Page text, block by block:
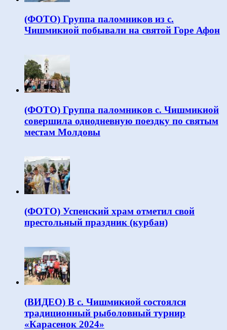
(ФОТО) Группа паломников из с.
Чишмикиой побывали на святой Горе Афон
(ФОТО) Группа паломников с. Чишмикиой
совершила однодневную поездку по святым
местам Молдовы
(ФОТО) Успенский храм отметил свой
престольный праздник (курбан)
(ВИДЕО) В с. Чишмикиой состоялся
традиционный рыболовный турнир
«Карасенок 2024»